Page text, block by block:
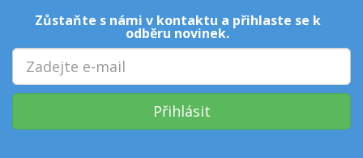
Zůstaňte s námi v kontaktu a přihlaste se k
odběru novinek.
Přihlásit